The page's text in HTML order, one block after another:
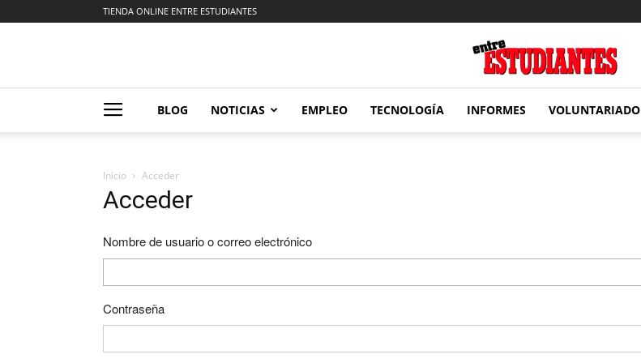
TIENDA ONLINE ENTRE ESTUDIANTES
BLOG NOTICIAS EMPLEO TECNOLOGÍA INFORMES VOLUNTARIADO
Inicio Acceder
Acceder
Nombre de usuario o correo electrónico
Contraseña